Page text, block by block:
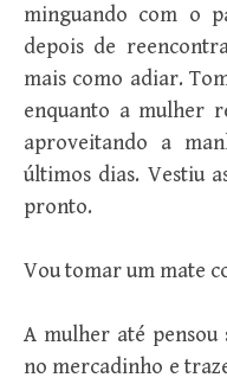
minguando com o
depois de
mais como adiar.
enquanto a mulher
aproveitando a
últimos dias. Vestiu
pronto.
Vou tomar um mate
A mulher até
no mercadinho e